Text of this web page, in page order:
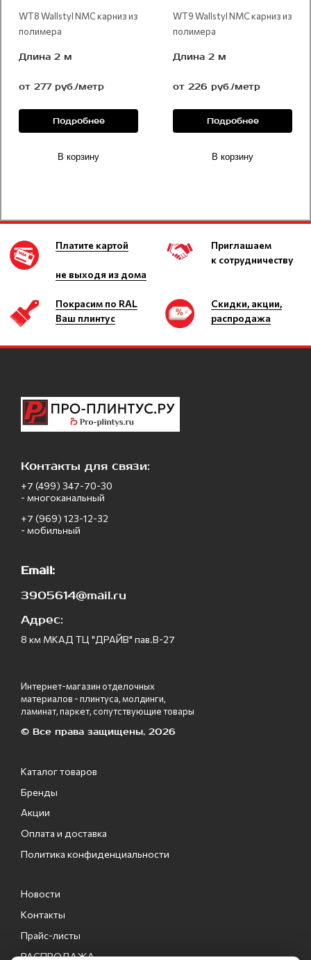
WT8 Wallstyl NMC карниз из
полимера
Длина 2 м
от 277 руб./метр
Подробнее
В корзину
WT9 Wallstyl NMC карниз из
полимера
Длина 2 м
от 226 руб./метр
Подробнее
В корзину
Платите картой
не выходя из дома
Приглашаем
к сотрудничеству
Покрасим по RAL
Ваш плинтус
Скидки, акции,
распродажа
Контакты для связи:
+7 (499) 347-70-30
- многоканальный
+7 (969) 123-12-32
- мобильный
Email:
3905614@mail.ru
Адрес:
8 км МКАД ТЦ "ДРАЙВ" пав.В-27
Интернет-магазин отделочных
материалов - плинтуса, молдинги,
ламинат, паркет, сопутствующие товары
© Все права защищены, 2026
Каталог товаров
Бренды
Акции
Оплата и доставка
Политика конфиденциальности
Новости
Контакты
Прайс-листы
РАСПРОДАЖА